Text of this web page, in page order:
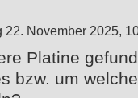
22. November 2025,
Platine
bzw. um